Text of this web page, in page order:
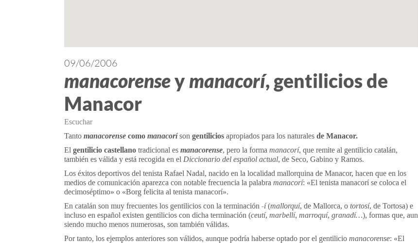
09/06/2006
manacorenseymanacorí, gentilicios de
Manacor
Escuchar
Tanto manacorense como manacoríson gentilicios apropiados para los naturales de Manacor.
El gentilicio castellano tradicional es manacorense, pero la forma manacorí, que remite al gentilicio catalán,
también es válida y está recogida en el Diccionario del español actual, de Seco, Gabino y Ramos.
Los éxitos deportivos del tenista Rafael Nadal, nacido en la localidad mallorquina de Manacor, hacen que en los
medios de comunicación aparezca con notable frecuencia la palabra manacorí: «El tenista manacorí se coloca el
decimoséptimo» o «Borg felicita al tenista manacorí».
En catalán son muy frecuentes los gentilicios con la terminación -í(mallorquí, de Mallorca, o tortosí, de Tortosa) e
incluso en español existen gentilicios con dicha terminación (ceutí, marbellí, marroquí, granadí…), formas que, aun
siendo mucho menos numerosas, son también válidas.
Por tanto, los ejemplos anteriores son válidos, aunque podría haberse optado por el gentilicio manacorense: «El